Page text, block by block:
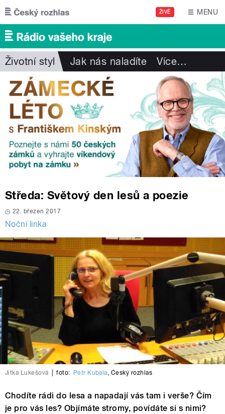
Přejít k hlavnímu obsahu
ŽIVĚ MENU
Životní styl Jak nás naladíte Více…
Středa: Světový den lesů a poezie
22. březen 2017
Noční linka
Jitka Lukešová foto: Petr Kubala, Český rozhlas
Chodíte rádi do lesa a napadají vás tam i verše? Čím
je pro vás les? Objímáte stromy, povídáte si s nimi?